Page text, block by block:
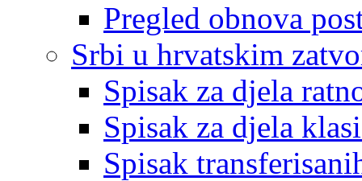
Pregled obnova
Srbi u hrvatskim
Spisak za djela
Spisak za djela
Spisak